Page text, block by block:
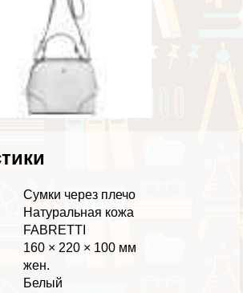
Сумки через плечо
Натуральная кожа
FABRETTI
160 × 220 × 100 мм
жен.
Белый